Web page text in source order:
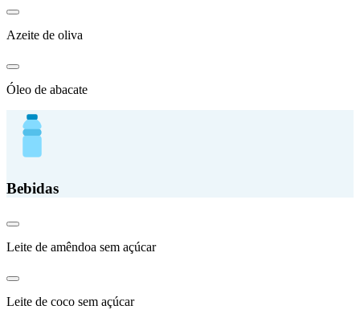
Azeite de oliva
Óleo de abacate
Bebidas
Leite de amêndoa sem açúcar
Leite de coco sem açúcar